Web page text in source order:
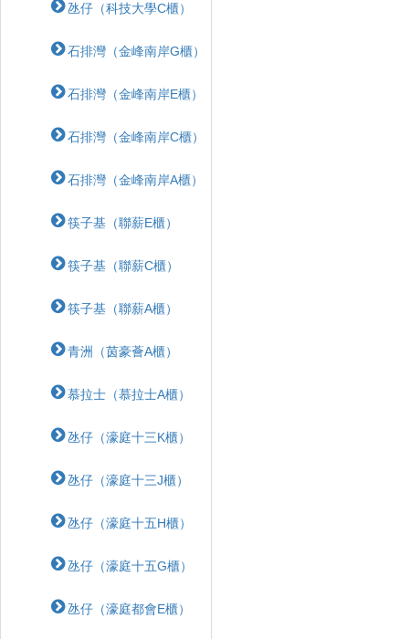
氹仔（科技大學C櫃）
石排灣（金峰南岸G櫃）
石排灣（金峰南岸E櫃）
石排灣（金峰南岸C櫃）
石排灣（金峰南岸A櫃）
筷子基（聯薪E櫃）
筷子基（聯薪C櫃）
筷子基（聯薪A櫃）
青洲（茵豪薈A櫃）
慕拉士（慕拉士A櫃）
氹仔（濠庭十三K櫃）
氹仔（濠庭十三J櫃）
氹仔（濠庭十五H櫃）
氹仔（濠庭十五G櫃）
氹仔（濠庭都會E櫃）